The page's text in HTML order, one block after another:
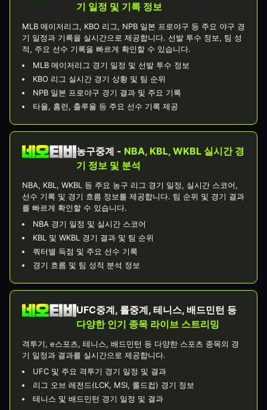
기 일정 및 기록 정보
MLB 메이저리그, KBO 리그, NPB 일본 프로야구 등 주요 야구 경
기 일정과 기록을 실시간으로 제공합니다. 선발 투수 정보, 팀 성
적, 주요 선수 기록을 빠르게 확인할 수 있습니다.
MLB 메이저리그 경기 일정 및 선발 투수 정보
KBO 리그 실시간 경기 상황 및 팀 순위
NPB 일본 프로야구 경기 결과 및 주요 기록
타율, 홈런, 출루율 등 주요 선수 기록 제공
농구중계 - NBA, KBL, WKBL 실시간 경
기 정보 및 분석
NBA, KBL, WKBL 등 주요 농구 리그 경기 일정, 실시간 스코어,
선수 기록 및 경기 흐름 정보를 제공합니다. 팀 순위 및 경기 결과
를 빠르게 확인할 수 있습니다.
NBA 경기 일정 및 실시간 스코어
KBL 및 WKBL 경기 결과 및 팀 순위
쿼터별 득점 및 주요 선수 기록
경기 흐름 및 팀 성적 분석 정보
UFC중계, 롤중계, 테니스, 배드민턴 등
다양한 인기 종목 라이브 스트리밍
격투기, e스포츠, 테니스, 배드민턴 등 다양한 스포츠 종목의 경
기 일정과 결과를 실시간으로 제공합니다.
UFC 및 주요 격투기 경기 일정 및 결과
리그 오브 레전드(LCK, MSI, 롤드컵) 경기 정보
테니스 및 배드민턴 경기 일정 및 결과